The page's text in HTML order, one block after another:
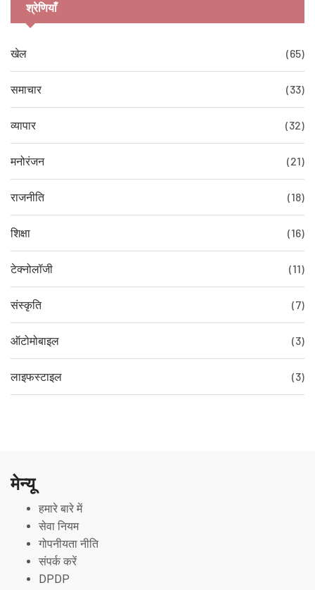
श्रेणियाँ
खेल (65)
समाचार (33)
व्यापार (32)
मनोरंजन (21)
राजनीति (18)
शिक्षा (16)
टेक्नोलॉजी (11)
संस्कृति (7)
ऑटोमोबाइल (3)
लाइफस्टाइल (3)
मेन्यू
हमारे बारे में
सेवा नियम
गोपनीयता नीति
संपर्क करें
DPDP